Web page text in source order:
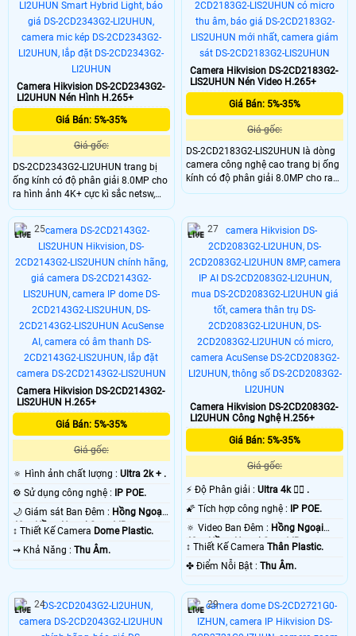
Camera Hikvision DS-2CD2343G2-
LI2UHUN Nén Hình H.265+
Giá Bán: 5%-35%
Giá gốc:
DS-2CD2343G2-LI2UHUN trang bị
ống kính có độ phân giải 8.0MP cho
ra hình ảnh 4K+ cực kì sắc netsw,
công nghệ AI AcuSense giúp phân
biệt người và phương tiện chính xác
còn có thể tìm vật và người theo áo
quần và ngoại hình khi tích hợp
chung với đầu ghi hỗ trợ AcuSense.
Camera Hikvision DS-2CD2183G2-
LIS2UHUN Nén Video H.265+
Giá Bán: 5%-35%
Giá gốc:
DS-2CD2183G2-LIS2UHUN là dòng
camera công nghệ cao trang bị ống
kính có độ phân giải 8.0MP cho ra
hình ảnh sắc nét, tích hợp công
nhận diện chính xác người và
phương tiện, hạn chế các cảnh báo
ảo, hỗ trợ chuẩn nén H.265+, hồng
ngoại nhìn ban đêm lên đến 40m
Camera Hikvision DS-2CD2143G2-
LIS2UHUN H.265+
Giá Bán: 5%-35%
Giá gốc:
🔅 Hình ảnh chất lượng : Ultra 2k + .
⚙ Sử dụng công nghệ : IP POE.
🌙 Giám sát Ban Đêm : Hồng Ngoại
40m Hồng Ngoại Smart IR.
↕️ Thiết Kế Camera Dome Plastic.
️⇝ Khả Năng : Thu Âm.
25
Camera Hikvision DS-2CD2083G2-
LI2UHUN Công Nghệ H.256+
Giá Bán: 5%-35%
Giá gốc:
️⚡ Độ Phân giải :Ultra 4k 👍🏾 .
🌠 Tích hợp công nghệ : IP POE.
🔅 Video Ban Đêm : Hồng Ngoại
40m Hồng Ngoại Smart IR.
↕️ Thiết Kế CameraThân Plastic.
️✤ Điểm Nỗi Bật :Thu Âm.
27
24 29